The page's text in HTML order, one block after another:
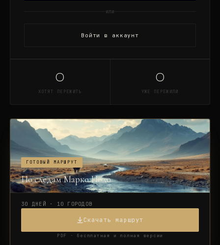
или
Войти в аккаунт
0
ХОТЯТ ПЕРЕЖИТЬ
0
УЖЕ ПЕРЕЖИЛИ
ГОТОВЫЙ МАРШРУТ
По следам Марко Поло
30 ДНЕЙ · 10 ГОРОДОВ
Скачать маршрут
PDF · бесплатная и полная версии